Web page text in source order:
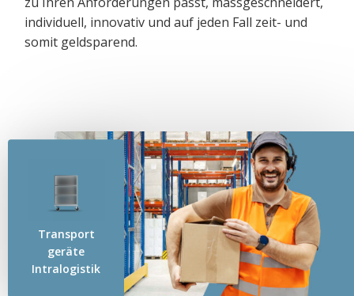
individuell, innovativ und auf jeden Fall zeit- und
somit geldsparend.
Transport​
geräte
Intralogistik